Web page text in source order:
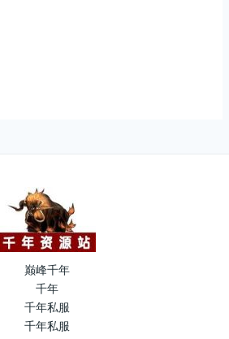
巅峰千年
千年
千年私服
千年私服